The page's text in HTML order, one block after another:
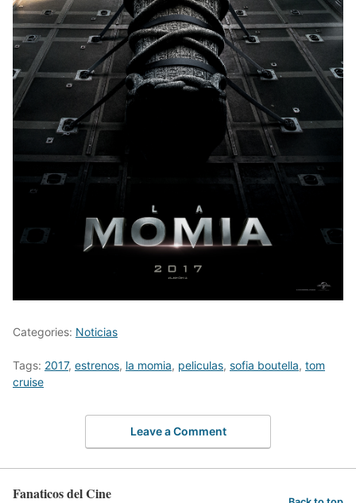
Categories: Noticias
Tags: 2017, estrenos, la momia, peliculas, sofia boutella, tom
cruise
Leave a Comment
Fanaticos del Cine